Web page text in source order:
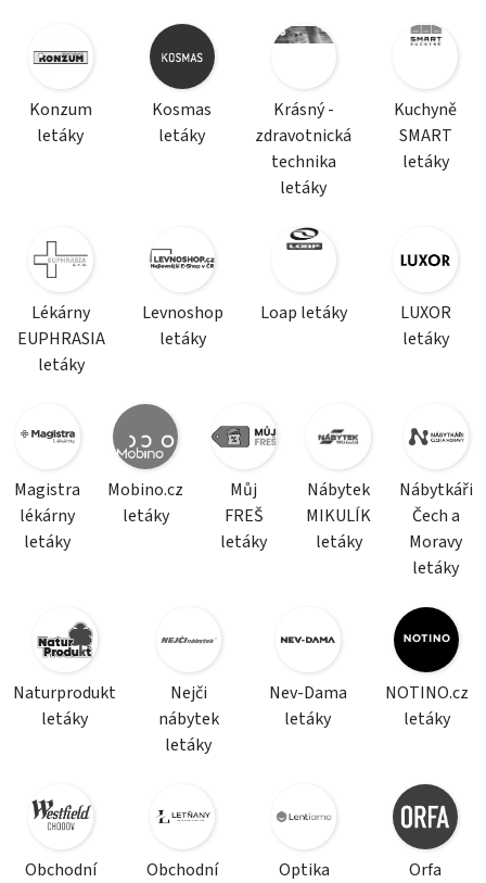
Konzum
letáky
Kosmas
letáky
Krásný -
zdravotnická
technika
letáky
Kuchyně
SMART
letáky
Lékárny
EUPHRASIA
letáky
Levnoshop
letáky
Loap letáky
LUXOR
letáky
Magistra
lékárny
letáky
Mobino.cz
letáky
Můj
FREŠ
letáky
Nábytek
MIKULÍK
letáky
Nábytkáři
Čech a
Moravy
letáky
Naturprodukt
letáky
Nejči
nábytek
letáky
Nev-Dama
letáky
NOTINO.cz
letáky
Obchodní
Obchodní
Optika
Orfa